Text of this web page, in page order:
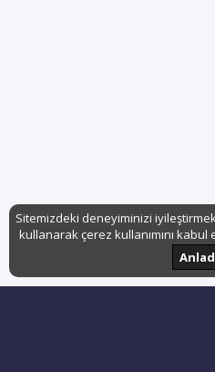
Sitemizdeki deneyiminizi
kullanarak çerez kullanımını kabul